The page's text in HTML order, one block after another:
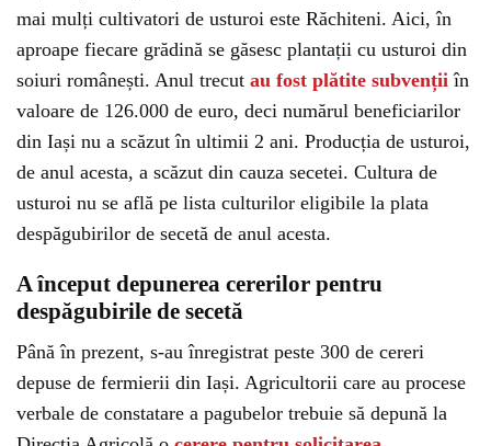
mai mulți cultivatori de usturoi este Răchiteni. Aici, în
aproape fiecare grădină se găsesc plantații cu usturoi din
soiuri românești. Anul trecut au fost plătite subvenții în
valoare de 126.000 de euro, deci numărul beneficiarilor
din Iași nu a scăzut în ultimii 2 ani. Producția de usturoi,
de anul acesta, a scăzut din cauza secetei. Cultura de
usturoi nu se află pe lista culturilor eligibile la plata
despăgubirilor de secetă de anul acesta.
A început depunerea cererilor pentru
despăgubirile de secetă
Până în prezent, s-au înregistrat peste 300 de cereri
depuse de fermierii din Iași. Agricultorii care au procese
verbale de constatare a pagubelor trebuie să depună la